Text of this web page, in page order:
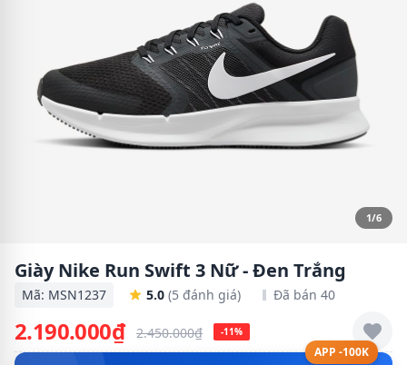
1/6
Giày Nike Run Swift 3 Nữ - Đen Trắng
Mã: MSN1237 5.0 (5 đánh giá) Đã bán 40
2.190.000₫ 2.450.000₫ -11%
APP -100K